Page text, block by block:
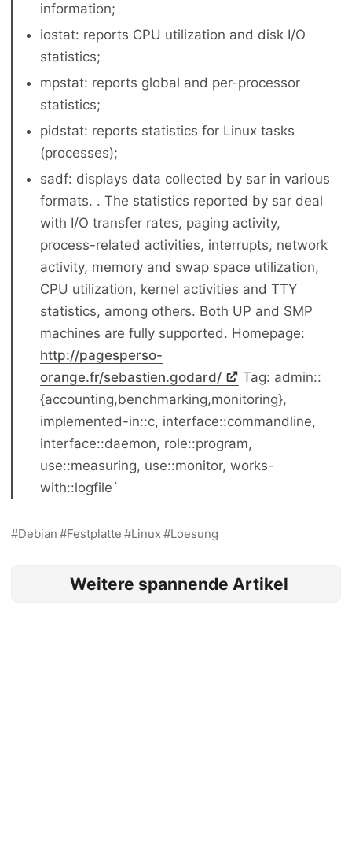
information;
iostat: reports CPU utilization and disk I/O
statistics;
mpstat: reports global and per-processor
statistics;
pidstat: reports statistics for Linux tasks
(processes);
sadf: displays data collected by sar in various
formats. . The statistics reported by sar deal
with I/O transfer rates, paging activity,
process-related activities, interrupts, network
activity, memory and swap space utilization,
CPU utilization, kernel activities and TTY
statistics, among others. Both UP and SMP
machines are fully supported. Homepage:
http://pagesperso-
orange.fr/sebastien.godard/
Tag: admin::
{accounting,benchmarking,monitoring},
implemented-in::c, interface::commandline,
interface::daemon, role::program,
use::measuring, use::monitor, works-
with::logfile`
Debian Festplatte Linux Loesung
Weitere spannende Artikel